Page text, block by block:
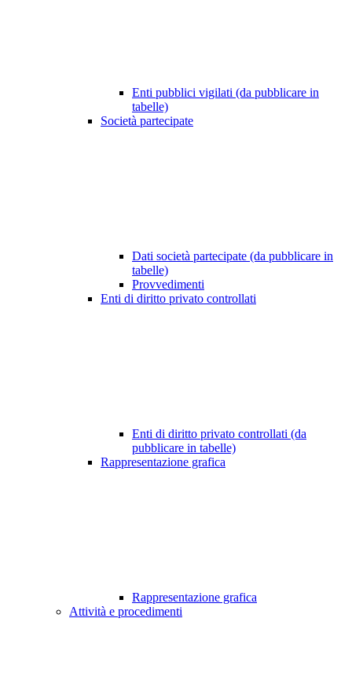
Enti pubblici vigilati (da pubblicare in
tabelle)
Società partecipate
Dati società partecipate (da pubblicare in
tabelle)
Provvedimenti
Enti di diritto privato controllati
Enti di diritto privato controllati (da
pubblicare in tabelle)
Rappresentazione grafica
Rappresentazione grafica
Attività e procedimenti